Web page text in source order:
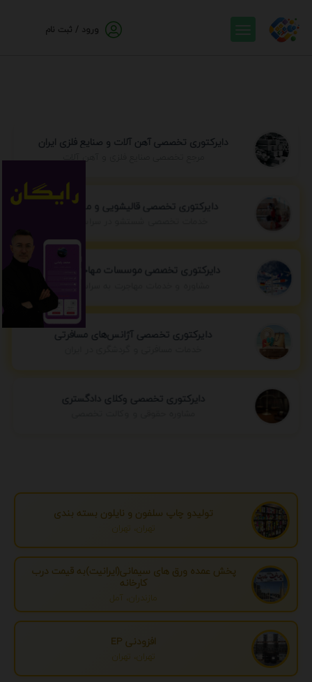
ورود / ثبت نام
دایرکتوری تخصصی آهن آلات و صنایع فلزی ایران
مرجع تخصصی صنایع فلزی و آهن آلات
دایرکتوری تخصصی قالیشویی و مبل شویی
دایرکتوری تخصصی موسسات مهاجرتی ایران
مشاوره و خدمات مهاجرت به سراسر جهان
دایرکتوری تخصصی آژانس‌های مسافرتی
دایرکتوری تخصصی وکلای دادگستری
تولیدو چاپ سلفون و نایلون بسته بندی
تهران، تهران
پخش عمده ورق های سیمانی(ایرانیت)به قیمت درب
کارخانه
مازندران، آمل
افزودنی EP
تهران، تهران